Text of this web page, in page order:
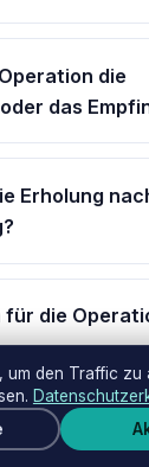
die
das
Erholung
für die
Reise zu
Angebot
den Traffic zu